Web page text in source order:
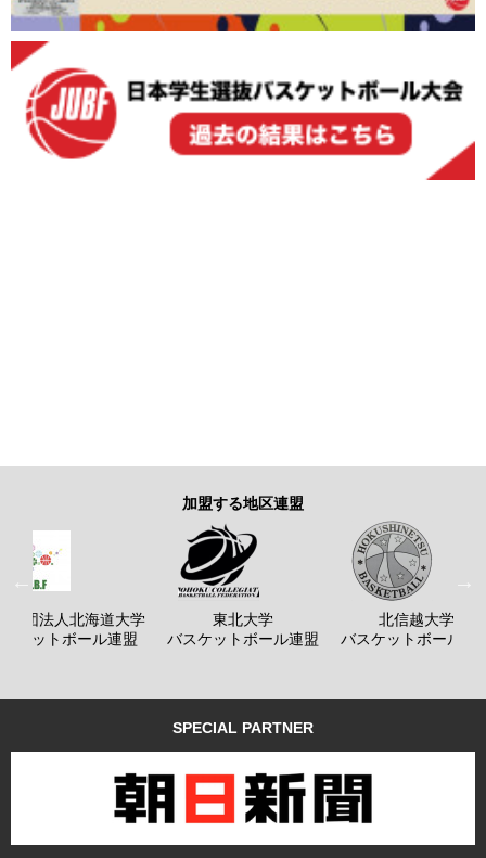
加盟する地区連盟
社団法人北海道大学
ケットボール連盟
東北大学
バスケットボール連盟
北信越大学
バスケットボール連
SPECIAL PARTNER